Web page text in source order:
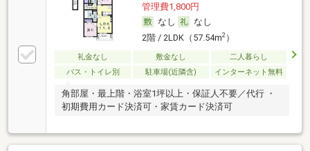
管理費1,800円
なし
なし
2階 / 2LDK（57.54m2）
礼金なし 敷金なし
二人暮らし
バス・トイレ別
駐車場(近隣含) インターネット無料
角部屋・最上階・浴室1坪以上・保証人不要／代行 ・
初期費用カード決済可・家賃カード決済可